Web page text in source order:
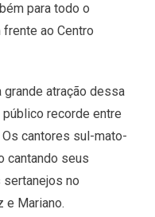
para todo o
ao Centro
atração dessa
recorde entre
cantores sul-mato-
cantando seus
no
e Mariano.